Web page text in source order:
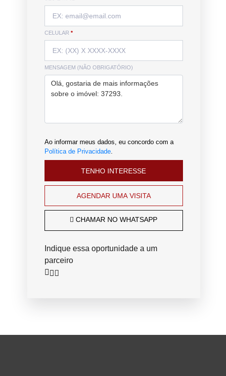
CELULAR *
MENSAGEM (NÃO OBRIGATÓRIO)
Ao informar meus dados, eu concordo com a
Política de Privacidade.
TENHO INTERESSE
AGENDAR UMA VISITA
CHAMAR NO WHATSAPP
Indique essa oportunidade a um
parceiro